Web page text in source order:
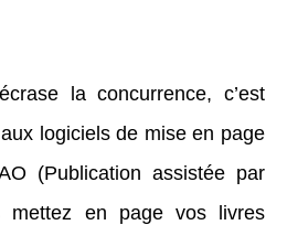
la concurrence, c’est
logiciels de mise en page
(Publication assistée par
mettez en page vos livres